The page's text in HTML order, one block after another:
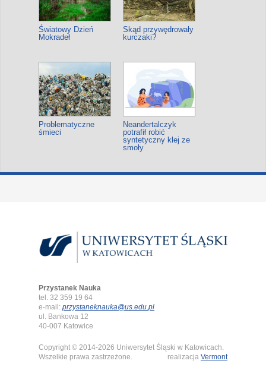
Światowy Dzień
Mokradeł
Skąd przywędrowały
kurczaki?
Problematyczne
śmieci
Neandertalczyk
potrafił robić
syntetyczny klej ze
smoły
Przystanek Nauka
tel. 32 359 19 64
e-mail: przystaneknauka@us.edu.pl
ul. Bankowa 12
40-007 Katowice
Copyright © 2014-2026 Uniwersytet Śląski w Katowicach.
Wszelkie prawa zastrzeżone.
realizacja Vermont